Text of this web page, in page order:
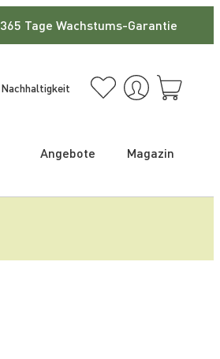
365 Tage Wachstums-Garantie
Nachhaltigkeit
Angebote Magazin